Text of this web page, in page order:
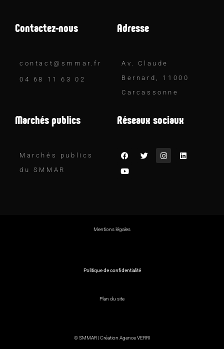
Contactez-nous
contact@smmar.fr
04 68 11 63 02
Adresse
Av. Claude
Bernard, 11000
Carcassonne
Marchés publics
Marchés publics
du SMMAR
Réseaux sociaux
Mentions légales
Politique de confidentialité
Plan du site
© SMMAR |Création Agence VERRI